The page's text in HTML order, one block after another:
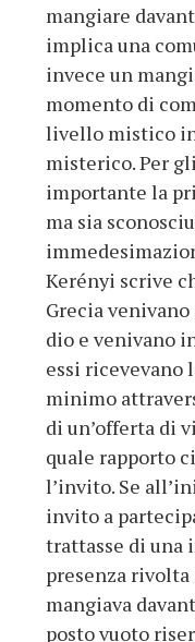
mangiare
implica una
invece un
momento di
livello mistico
misterico. Per
importante la
ma sia
Kerényi scrive
Grecia
dio e venivano
essi ricevevano
minimo
di un’offerta di
quale rapporto
l’invito. Se
invito a
trattasse di una
presenza rivolta
mangiava
posto vuoto